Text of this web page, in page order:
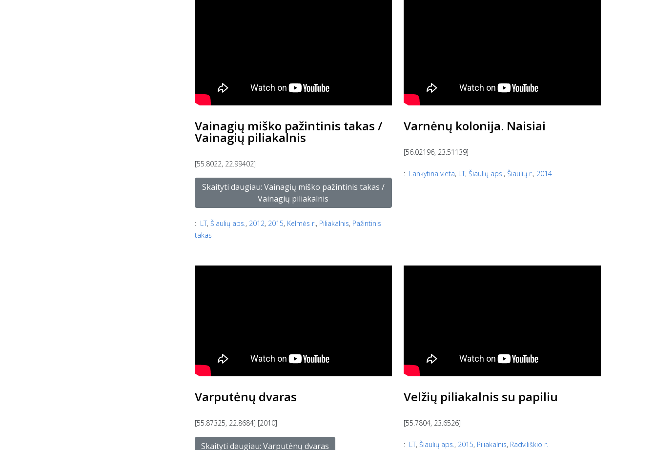
Vainagių miško pažintinis takas /
Vainagių piliakalnis
[55.8022, 22.99402]
Skaityti daugiau: Vainagių miško pažintinis takas /
Vainagių piliakalnis
: LT, Šiaulių aps., 2012, 2015, Kelmės r., Piliakalnis, Pažintinis
takas
Varnėnų kolonija. Naisiai
[56.02196, 23.51139]
: Lankytina vieta, LT, Šiaulių aps., Šiaulių r., 2014
Varputėnų dvaras
[55.87325, 22.8684] [2010]
Skaityti daugiau: Varputėnų dvaras
Velžių piliakalnis su papiliu
[55.7804, 23.6526]
: LT, Šiaulių aps., 2015, Piliakalnis, Radviliškio r.